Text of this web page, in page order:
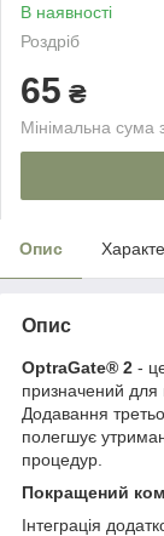
В наявності
Роздріб
65 ₴
Мінімальна сума
Опис
Опис
OptraGate® 2 -
призначений для
Додавання
полегшує
процедур.
Покращений
Інтеграція